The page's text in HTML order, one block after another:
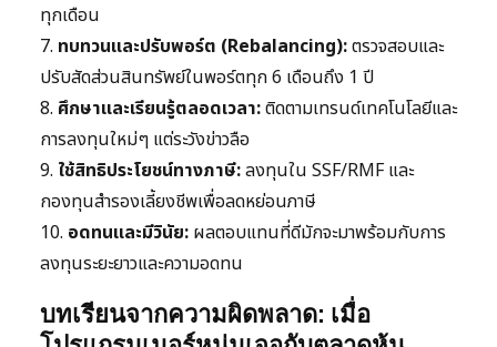
ทุกเดือน
7. ทบทวนและปรับพอร์ต (Rebalancing):ตรวจสอบและ
ปรับสัดส่วนสินทรัพย์ในพอร์ตทุก 6 เดือนถึง 1 ปี
8. ศึกษาและเรียนรู้ตลอดเวลา:ติดตามเทรนด์เทคโนโลยีและ
การลงทุนใหม่ๆ แต่ระวังข่าวลือ
9. ใช้สิทธิประโยชน์ทางภาษี:ลงทุนใน SSF/RMF และ
กองทุนสำรองเลี้ยงชีพเพื่อลดหย่อนภาษี
10. อดทนและมีวินัย: ผลตอบแทนที่ดีมักจะมาพร้อมกับการ
ลงทุนระยะยาวและความอดทน
บทเรียนจากความผิดพลาด: เมื่อ